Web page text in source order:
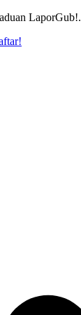
LaporGub!.